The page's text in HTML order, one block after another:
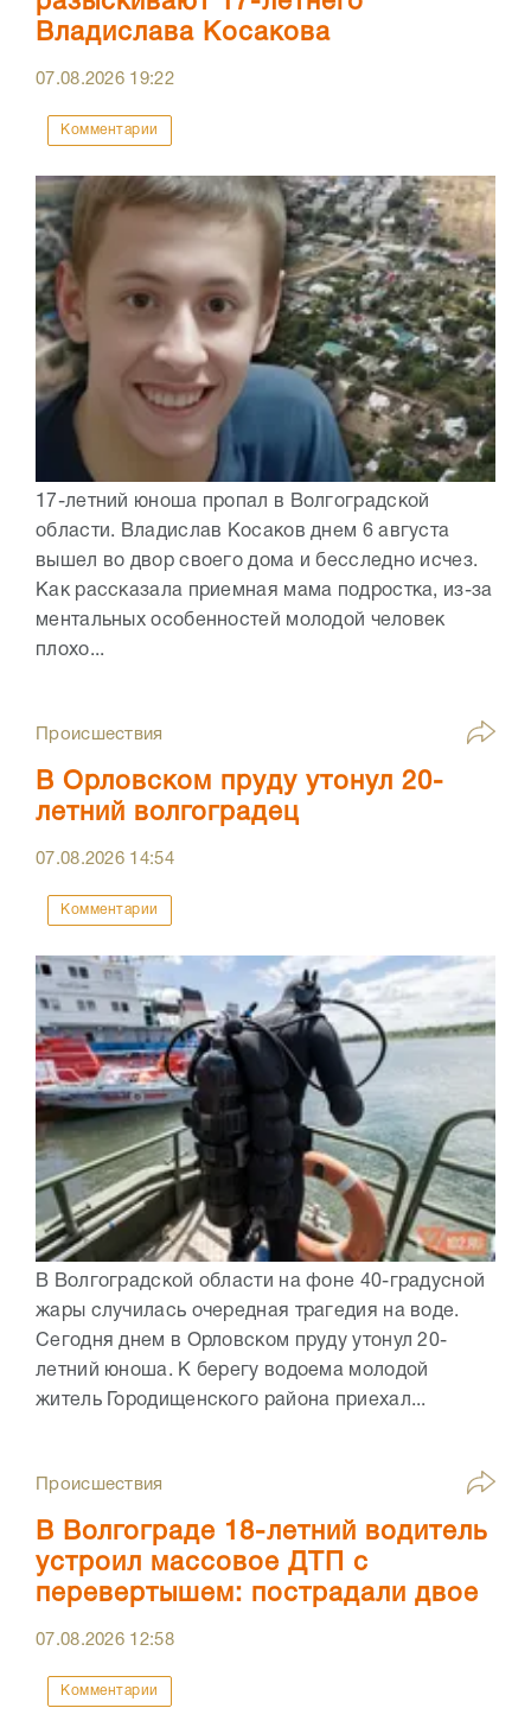
Владислава Косакова
07.08.2026 19:22
Комментарии
17-летний юноша пропал в Волгоградской
области. Владислав Косаков днем 6 августа
вышел во двор своего дома и бесследно исчез.
Как рассказала приемная мама подростка, из-за
ментальных особенностей молодой человек
плохо...
Происшествия
В Орловском пруду утонул 20-
летний волгоградец
07.08.2026 14:54
Комментарии
В Волгоградской области на фоне 40-градусной
жары случилась очередная трагедия на воде.
Сегодня днем в Орловском пруду утонул 20-
летний юноша. К берегу водоема молодой
житель Городищенского района приехал...
Происшествия
В Волгограде 18-летний водитель
устроил массовое ДТП с
перевертышем: пострадали двое
07.08.2026 12:58
Комментарии